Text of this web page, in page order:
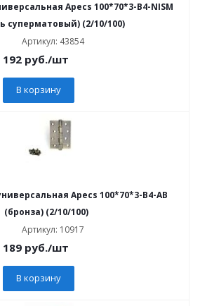
Apecs 100*70*3-B4-NISM
суперматовый) (2/10/100)
Артикул: 43854
192 руб./шт
В корзину
Apecs 100*70*3-В4-AB
(бронза) (2/10/100)
Артикул: 10917
189 руб./шт
В корзину